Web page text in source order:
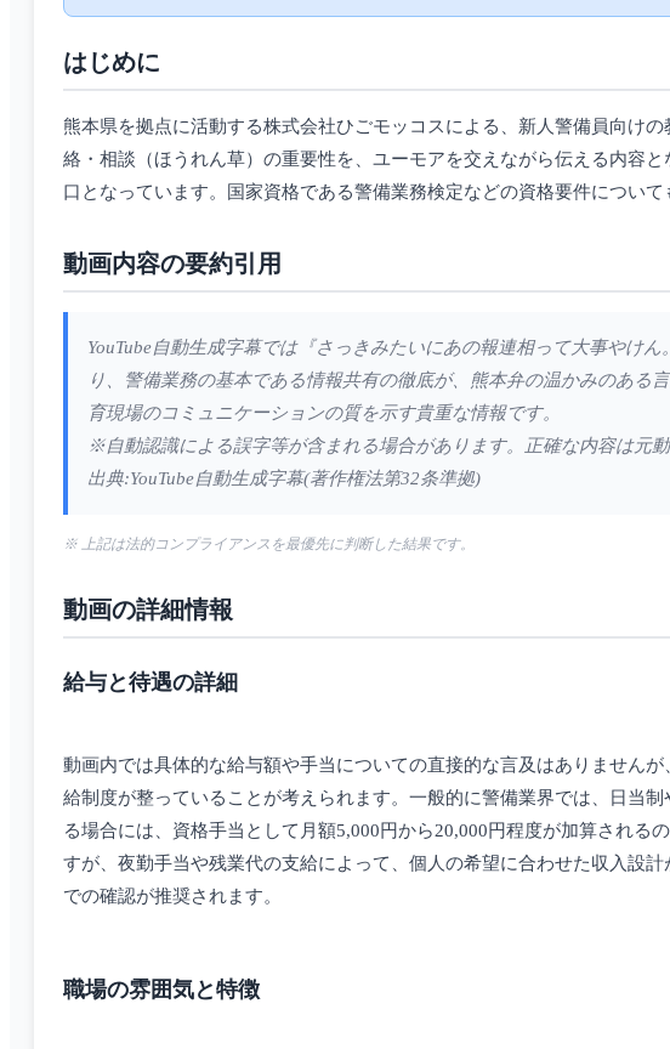
はじめに
熊本県を拠点に活動する株式会社ひごモッコスによる、新人警備員向け
絡・相談（ほうれん草）の重要性を、ユーモアを交えながら伝える内容
口となっています。国家資格である警備業務検定などの資格要件について
動画内容の要約引用
YouTube自動生成字幕では『さっきみたいにあの報連相って大事やけ
り、警備業務の基本である情報共有の徹底が、熊本弁の温かみのあ
育現場のコミュニケーションの質を示す貴重な情報です。
※自動認識による誤字等が含まれる場合があります。正確な内容は元動
出典:YouTube自動生成字幕(著作権法第32条準拠)
※ 上記は法的コンプライアンスを最優先に判断した結果です。
動画の詳細情報
給与と待遇の詳細
動画内では具体的な給与額や手当についての直接的な言及はありません
給制度が整っていることが考えられます。一般的に警備業界では、日当
る場合には、資格手当として月額5,000円から20,000円程度が加算される
すが、夜勤手当や残業代の支給によって、個人の希望に合わせた収入設
での確認が推奨されます。
職場の雰囲気と特徴